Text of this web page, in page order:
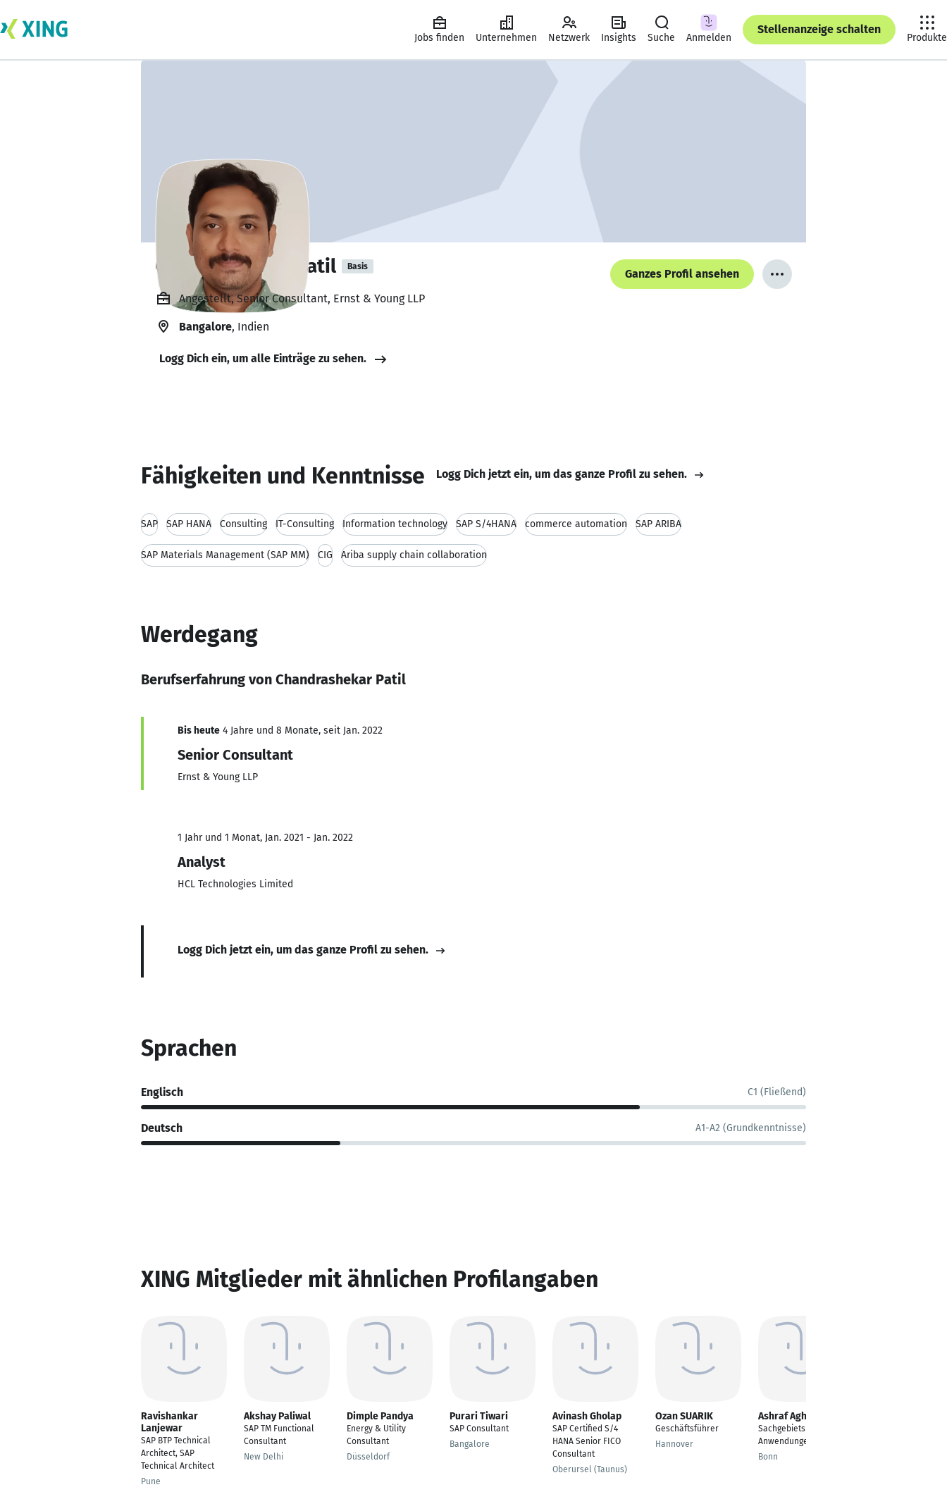
Jobs finden Unternehmen Netzwerk Insights Suche Anmelden
Stellenanzeige schalten
Produkte
Chandrashekar Patil Basis
Ganzes Profil ansehen
Angestellt, Senior Consultant, Ernst & Young LLP
Bangalore, Indien
Logg Dich ein, um alle Einträge zu sehen.
Fähigkeiten und Kenntnisse Logg Dich jetzt ein, um das ganze Profil zu sehen.
SAP SAP HANA Consulting IT-Consulting Information technology SAP S/4HANA commerce automation SAP ARIBA
SAP Materials Management (SAP MM) CIG Ariba supply chain collaboration
Werdegang
Berufserfahrung von Chandrashekar Patil
Bis heute 4 Jahre und 8 Monate, seit Jan. 2022
Senior Consultant
Ernst & Young LLP
1 Jahr und 1 Monat, Jan. 2021 - Jan. 2022
Analyst
HCL Technologies Limited
Logg Dich jetzt ein, um das ganze Profil zu sehen.
Sprachen
Englisch C1 (Fließend)
Deutsch A1-A2 (Grundkenntnisse)
XING Mitglieder mit ähnlichen Profilangaben
Ravishankar
Lanjewar
SAP BTP Technical
Architect, SAP
Technical Architect
Pune
Akshay Paliwal
SAP TM Functional
Consultant
New Delhi
Dimple Pandya
Energy & Utility
Consultant
Düsseldorf
Purari Tiwari
SAP Consultant
Bangalore
Avinash Gholap
SAP Certified S/4
HANA Senior FICO
Consultant
Oberursel (Taunus)
Ozan SUARIK
Geschäftsführer
Hannover
Ashraf Agha
Sachgebietsleiter SAP
Anwendungen
Bonn